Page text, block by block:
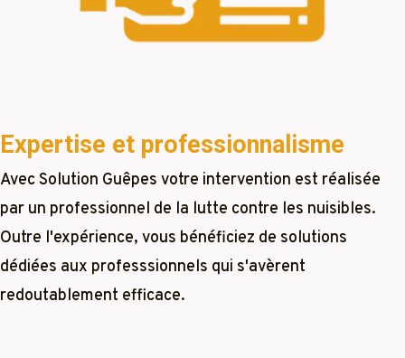
Expertise et professionnalisme
Avec Solution Guêpes votre intervention est réalisée
par un professionnel de la lutte contre les nuisibles.
Outre l'expérience, vous bénéficiez de solutions
dédiées aux professsionnels qui s'avèrent
redoutablement efficace.